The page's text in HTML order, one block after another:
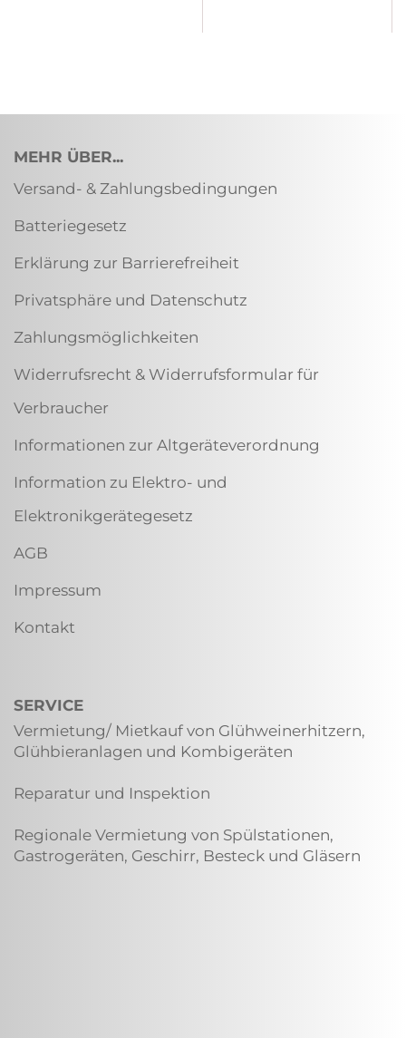
MEHR ÜBER...
Versand- & Zahlungsbedingungen
Batteriegesetz
Erklärung zur Barrierefreiheit
Privatsphäre und Datenschutz
Zahlungsmöglichkeiten
Widerrufsrecht & Widerrufsformular für
Verbraucher
Informationen zur Altgeräteverordnung
Information zu Elektro- und
Elektronikgerätegesetz
AGB
Impressum
Kontakt
SERVICE
Vermietung/ Mietkauf von Glühweinerhitzern,
Glühbieranlagen und Kombigeräten
Reparatur und Inspektion
Regionale Vermietung von Spülstationen,
Gastrogeräten, Geschirr, Besteck und Gläsern